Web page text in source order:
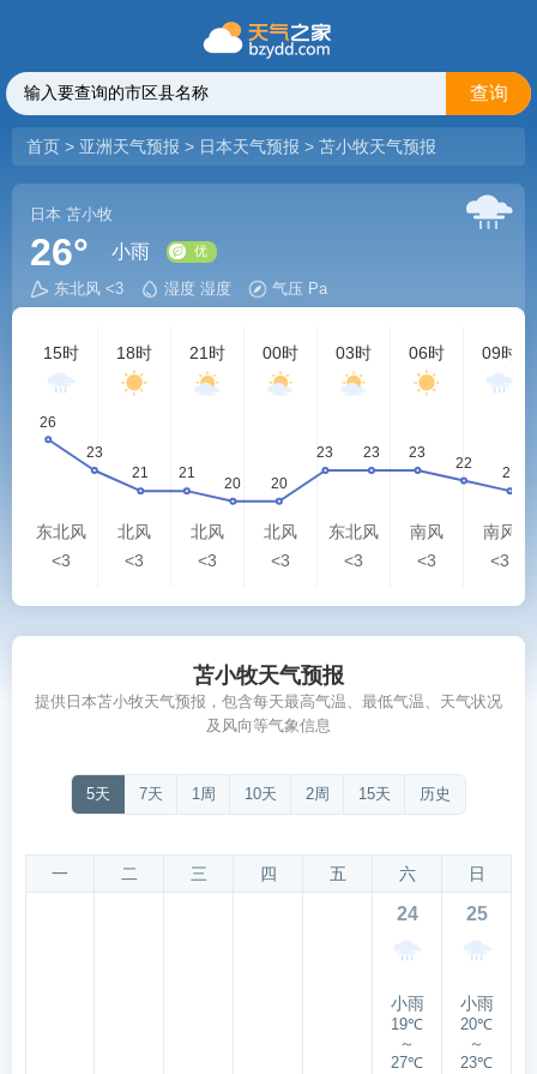
查询
首页 > 亚洲天气预报 > 日本天气预报 > 苫小牧天气预报
日本 苫小牧
26° 小雨
东北风 <3 湿度 湿度 气压 Pa
15时
东北风
<3
18时
北风
<3
21时
北风
<3
00时
北风
<3
03时
东北风
<3
06时
南风
<3
09时
南风
<3
苫小牧天气预报
提供日本苫小牧天气预报，包含每天最高气温、最低气温、天气状况
及风向等气象信息
5天 7天 1周 10天 2周 15天 历史
一 二 三 四 五 六 日
24
小雨
19℃
～
27℃
25
小雨
20℃
～
23℃